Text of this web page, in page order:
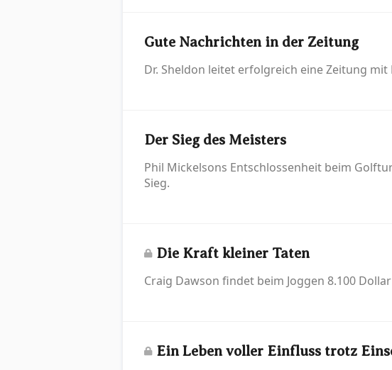
Gute Nachrichten in der Zeitung
Dr. Sheldon leitet erfolgreich eine Zeitung
Der Sieg des Meisters
Phil Mickelsons Entschlossenheit beim
Sieg.
Die Kraft kleiner Taten
Craig Dawson findet beim Joggen 8.100
Ein Leben voller Einfluss trotz